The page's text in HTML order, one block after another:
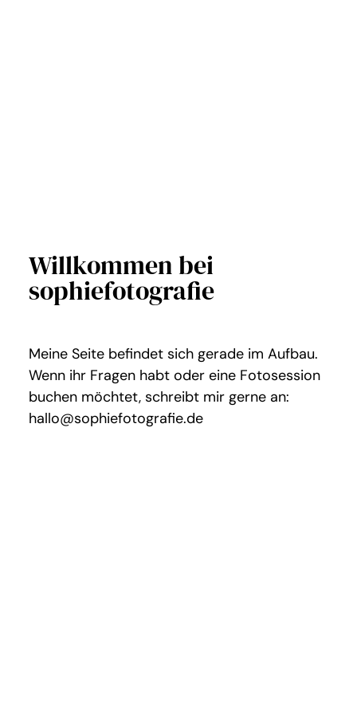
Willkommen bei
sophiefotografie
Meine Seite befindet sich gerade im Aufbau.
Wenn ihr Fragen habt oder eine Fotosession
buchen möchtet, schreibt mir gerne an:
hallo@sophiefotografie.de